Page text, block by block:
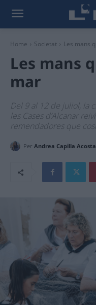
Home Societat Les mans
Les mans
mar
Del 9 al 12 de juliol, la
les Cases d’Alcanar
remendadores que
Per Andrea Capilla Acosta